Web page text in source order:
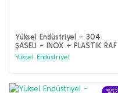
Yüksel Endüstriyel - 304
ŞASELİ - INOX + PLASTİK RAF
Yüksel Endüstriyel
%52